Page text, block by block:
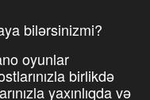
bilərsinizmi?
oyunlar
birlikdə
yaxınlıqda və